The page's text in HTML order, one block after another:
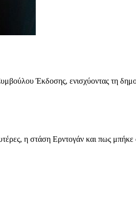
Έκδοσης, ενισχύοντας τη
η στάση Ερντογάν και πως